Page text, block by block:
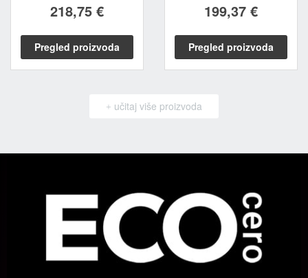
218,75 €
Pregled proizvoda
199,37 €
Pregled proizvoda
+ učitaj više proizvoda